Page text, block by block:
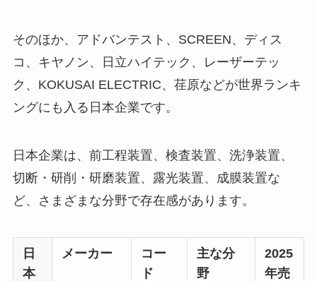
そのほか、アドバンテスト、SCREEN、ディス
コ、キヤノン、日立ハイテック、レーザーテッ
ク、KOKUSAI ELECTRIC、荏原などが世界ランキ
ングにも入る日本企業です。
日本企業は、前工程装置、検査装置、洗浄装置、
切断・研削・研磨装置、露光装置、成膜装置な
ど、さまざまな分野で存在感があります。
日
本
メーカー
コー
ド
主な分
野
2025
年売